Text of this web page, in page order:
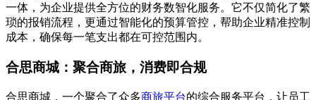
一体，为企业提供全方位的财务数智化服务。它不仅简化了繁
琐的报销流程，更通过智能化的预算管控，帮助企业精准控制
成本，确保每一笔支出都在可控范围内。
合思商城：聚合商旅，消费即合规
合思商城，一个聚合了众多商旅平台的综合服务平台，让员工